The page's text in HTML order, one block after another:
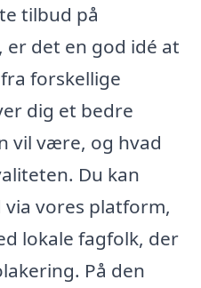
tilbud på
det en god idé at
forskellige
dig et bedre
vil være, og hvad
Du kan
vores platform,
lokale fagfolk, der
På den